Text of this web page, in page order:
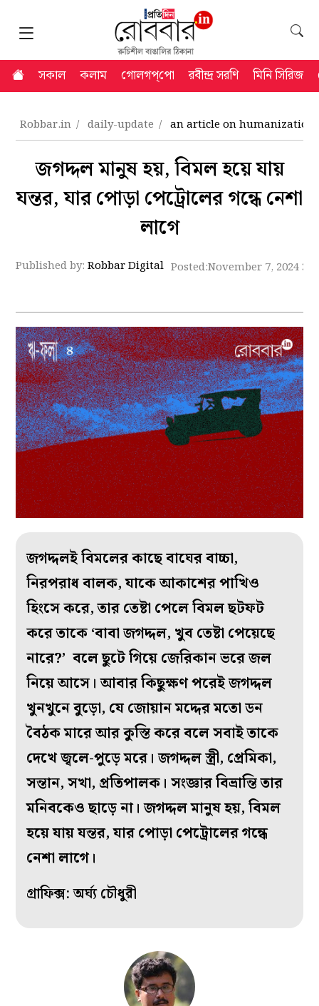
সকাল কলাম গোলগপ্‌পো রবীন্দ্র সরণি মিনি সিরিজ
Robbar.in daily-update an article on
জগদ্দল মানুষ হয়, বিমল হয়ে যায়
যন্তর, যার পোড়া পেট্রোলের গন্ধে নেশা
লাগে
Published by:Robbar Digital Posted:November 7, 2024
জগদ্দলই বিমলের কাছে বাঘের বাচ্চা,
নিরপরাধ বালক, যাকে আকাশের পাখিও
হিংসে করে, তার তেষ্টা পেলে বিমল ছটফট
করে তাকে ‘বাবা জগদ্দল, খুব তেষ্টা পেয়েছে
নারে?’ বলে ছুটে গিয়ে জেরিকান ভরে জল
নিয়ে আসে। আবার কিছুক্ষণ পরেই জগদ্দল
খুনখুনে বুড়ো, যে জোয়ান মদ্দের মতো ডন
বৈঠক মারে আর কুস্তি করে বলে সবাই তাকে
দেখে জ্বলে-পুড়ে মরে। জগদ্দল স্ত্রী, প্রেমিকা,
সন্তান, সখা, প্রতিপালক। সংজ্ঞার বিভ্রান্তি তার
মনিবকেও ছাড়ে না। জগদ্দল মানুষ হয়, বিমল
হয়ে যায় যন্তর, যার পোড়া পেট্রোলের গন্ধে
নেশা লাগে।
গ্রাফিক্স: অর্ঘ্য চৌধুরী